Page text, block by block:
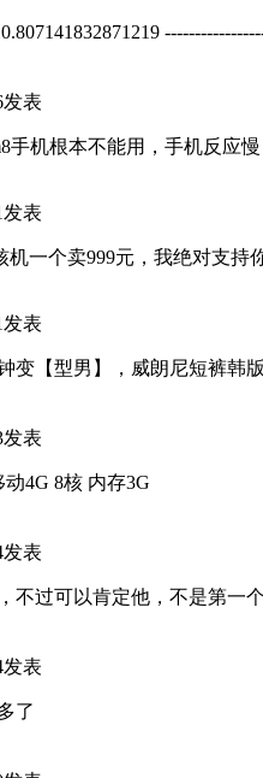
发表
手机根本不能用，手机反应
发表
机一个卖999元，我绝对支
发表
变【型男】，威朗尼短裤韩
发表
4G 8核 内存3G
发表
不过可以肯定他，不是第一
发表
了